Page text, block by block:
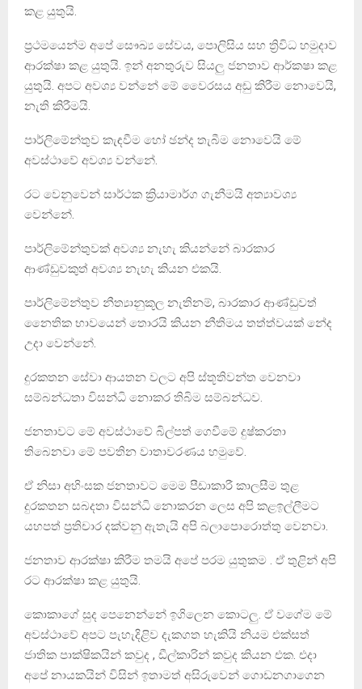
කළ යුතුයි.
ප්‍රථමයෙන්ම අපේ සෞඛ්‍ය සේවය, පොලිසිය සහ ත්‍රිවිධ හමුදාව
ආරක්ෂා කළ යුතුයි. ඉන් අනතුරුව සියලු ජනතාව ආර්කෂා කළ
යුතුයි. අපට අවශ්‍ය වන්නේ මේ වෛරසය අඩු කිරීම නොවෙයි,
නැති කිරීමයි.
පාර්ලිමේන්තුව කැඳවීම හෝ ඡන්ද තැබීම නොවෙයි මේ
අවස්ථාවේ අවශ්‍ය වන්නේ.
රට වෙනුවෙන් සාර්ථක ක්‍රියාමාර්ග ගැනීමයි අත්‍යාවශ්‍ය
වෙන්නේ.
පාර්ලිමේන්තුවක් අවශ්‍ය නැහැ කියන්නේ බාරකාර
ආණ්ඩුවකුත් අවශ්‍ය නැහැ කියන එකයි.
පාර්ලිමේන්තුව නීත්‍යානුකූල නැතිනම්, බාරකාර ආණ්ඩුවත්
නෛතික භාවයෙන් තොරයි කියන නීතිමය තත්ත්වයක් නේද
උදා වෙන්නේ.
දුරකතන සේවා ආයතන වලට අපි ස්තූතිවන්ත වෙනවා
සම්බන්ධතා විසන්ධි නොකර තිබිම සම්බන්ධව.
ජනතාවට මේ අවස්ථාවේ බිල්පත් ගෙවීමේ දුෂ්කරතා
තිබෙනවා මේ පවතින වාතාවරණය හමුවේ.
ඒ නිසා අහිංසක ජනතාවට මෙම පීඩාකාරී කාලසීම තුළ
දුරකතන සබදතා විසන්ධි නොකරන ලෙස අපි කළඉල්ලීමට
යහපත් ප්‍රතිචාර දක්වනු ඇතැයි අපි බලාපොරොත්තු වෙනවා.
ජනතාව ආරක්ෂා කිරීම තමයි අපේ පරම යුතුකම . ඒ තුළින් අපි
රට ආරක්ෂා කළ යුතුයි.
කොකාගේ සුද පෙනෙන්නේ ඉගිලෙන කොටලු. ඒ වගේම මේ
අවස්ථාවේ අපට පැහැදිළිව දැකගත හැකියි නියම එක්සත්
ජාතික පාක්ෂිකයින් කවුද , ඩීල්කාරින් කවුද කියන එක. එදා
අපේ නායකයින් විසින් ඉතාමත් අසිරුවෙන් ගොඩනගාගෙන